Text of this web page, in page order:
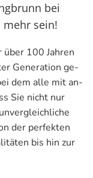
bei
mehr sein!
100 Jah­ren
Ge­ne­ra­ti­on ge­
dem alle mit an­
Sie nicht nur
der per­fek­ten
bis hin zur